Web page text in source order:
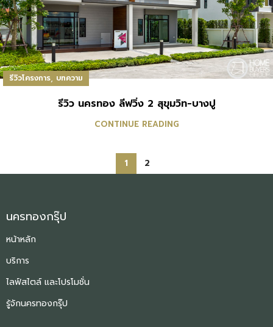
รีวิวโครงการ, บทความ
รีวิว นครทอง ลีฟวิ่ง 2 สุขุมวิท-บางปู
CONTINUE READING
1 2
นครทองกรุ๊ป
หน้าหลัก
บริการ
ไลฟ์สไตล์ และโปรโมชั่น
รู้จักนครทองกรุ๊ป